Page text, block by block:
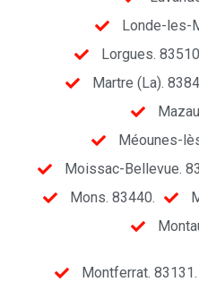
Londe-les-
Lorgues.
Martre (La).
Méounes-
Moissac-Bellevue.
Mons. 83440.
Montferrat. 83131.